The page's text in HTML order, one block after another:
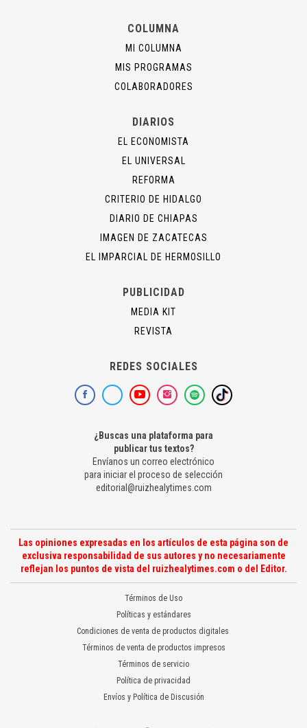
COLUMNA
MI COLUMNA
MIS PROGRAMAS
COLABORADORES
DIARIOS
EL ECONOMISTA
EL UNIVERSAL
REFORMA
CRITERIO DE HIDALGO
DIARIO DE CHIAPAS
IMAGEN DE ZACATECAS
EL IMPARCIAL DE HERMOSILLO
PUBLICIDAD
MEDIA KIT
REVISTA
REDES SOCIALES
¿Buscas una plataforma para
publicar tus textos?
Envíanos un correo electrónico
para iniciar el proceso de selección
editorial@ruizhealytimes.com
Las opiniones expresadas en los artículos de esta página son de
exclusiva responsabilidad de sus autores y no necesariamente
reflejan los puntos de vista del ruizhealytimes.com o del Editor.
Términos de Uso
Políticas y estándares
Condiciones de venta de productos digitales
Términos de venta de productos impresos
Términos de servicio
Política de privacidad
Envíos y Política de Discusión